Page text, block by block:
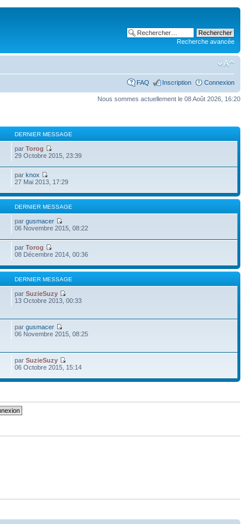
Recherche avancée
FAQ Inscription Connexion
Nous sommes actuellement le 08 Août 2026, 16:20
DERNIER MESSAGE
parTorog
29 Octobre 2015, 23:39
parknox
27 Mai 2013, 17:29
DERNIER MESSAGE
pargusmacer
06 Novembre 2015, 08:22
parTorog
08 Décembre 2014, 00:36
DERNIER MESSAGE
parSuzieSuzy
13 Octobre 2013, 00:33
pargusmacer
06 Novembre 2015, 08:25
parSuzieSuzy
06 Octobre 2015, 15:14